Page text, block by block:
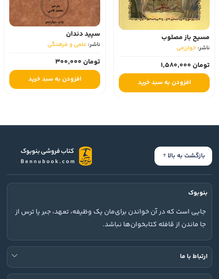
مسیح باز مصلوب
ناشر: خوارزمی
تومان 1,580,000
افزودن به سبد خرید
سپید دندان
ناشر: علمی و فرهنگی
تومان 300,000
افزودن به سبد خرید
بازگشت به بالا
بنوبوک
جایی است که در آن خواندن برای‌مان یک وظیفه، تعهد، جبر یا ترس از
جا ماندن از قافله کتابخوان‌ها نباشد.
ارتباط با ما